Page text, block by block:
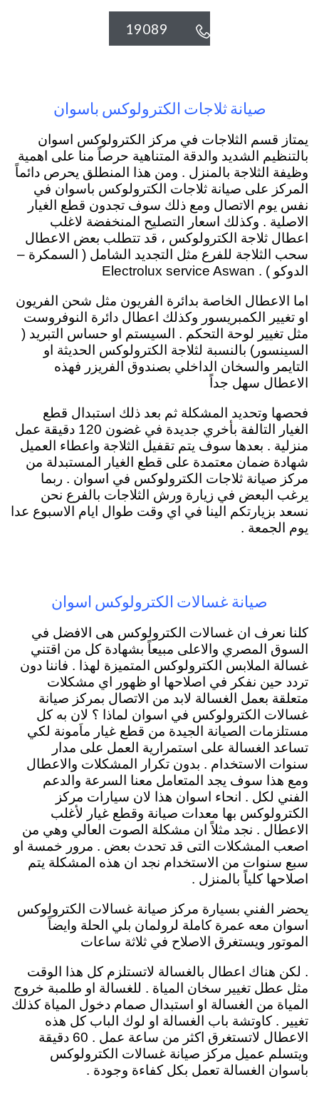

19089
صيانة ثلاجات الكترولوكس باسوان
يمتاز قسم الثلاجات في مركز الكترولوكس اسوان
بالتنظيم الشديد والدقة المتناهية حرصاً منا على اهمية
وظيفة الثلاجة بالمنزل . ومن هذا المنطلق يحرص دائماً
المركز على صيانة ثلاجات الكترولوكس باسوان في
نفس يوم الاتصال ومع ذلك سوف تجدون قطع الغيار
الاصلية . وكذلك اسعار التصليح المنخفضة لاغلب
اعطال ثلاجة الكترولوكس ، قد تتطلب بعض الاعطال
سحب الثلاجة للفرع مثل التجديد الشامل ( السمكرة –
الدوكو ) . Electrolux service Aswan
اما الاعطال الخاصة بدائرة الفريون مثل شحن الفريون
او تغيير الكمبريسور وكذلك اعطال دائرة النوفروست
مثل تغيير لوحة التحكم . السيستم او حساس التبريد (
السينسور) بالنسبة لثلاجة الكترولوكس الحديثة او
التايمر والسخان الداخلي بصندوق الفريزر فهذه
الاعطال سهل جداً
فحصها وتحديد المشكلة ثم بعد ذلك استبدال قطع
الغيار التالفة بأخري جديدة في غضون 120 دقيقة عمل
منزلية . بعدها سوف يتم تقفيل الثلاجة واعطاء العميل
شهادة ضمان معتمدة على قطع الغيار المستبدلة من
مركز صيانة ثلاجات الكترولوكس في اسوان . ربما
يرغب البعض في زيارة ورش الثلاجات بالفرع نحن
نسعد بزيارتكم الينا في اي وقت طوال ايام الاسبوع عدا
يوم الجمعة .
صيانة غسالات الكترولوكس اسوان
كلنا نعرف ان غسالات الكترولوكس هى الافضل في
السوق المصري والاعلى مبيعاً بشهادة كل من اقتني
غسالة الملابس الكترولوكس المتميزة لهذا . فاننا دون
تردد حين نفكر في اصلاحها او ظهور اي مشكلات
متعلقة بعمل الغسالة لابد من الاتصال بمركز صيانة
غسالات الكترولوكس في اسوان لماذا ؟ لان به كل
مستلزمات الصيانة الجيدة من قطع غيار ماَمونة لكي
تساعد الغسالة على استمرارية العمل على مدار
سنوات الاستخدام . بدون تكرار المشكلات والاعطال
ومع هذا سوف يجد المتعامل معنا السرعة والدعم
الفني لكل . انحاء اسوان هذا لان سيارات مركز
الكترولوكس بها معدات صيانة وقطع غيار لأغلب
الاعطال . نجد مثلاً ان مشكلة الصوت العالي وهي من
اصعب المشكلات التى قد تحدث بعض . مرور خمسة او
سبع سنوات من الاستخدام نجد ان هذه المشكلة يتم
اصلاحها كلياً بالمنزل .
يحضر الفني بسيارة مركز صيانة غسالات الكترولوكس
اسوان معه عمرة كاملة لرولمان بلي الحلة وايضاً
الموتور ويستغرق الاصلاح في ثلاثة ساعات
. لكن هناك اعطال بالغسالة لاتستلزم كل هذا الوقت
مثل عطل تغيير سخان المياة . للغسالة او طلمبة خروج
المياة من الغسالة او استبدال صمام دخول المياة كذلك
تغيير . كاوتشة باب الغسالة او لوك الباب كل هذه
الاعطال لاتستغرق اكثر من ساعة عمل . 60 دقيقة
ويتسلم عميل مركز صيانة غسالات الكترولوكس
باسوان الغسالة تعمل بكل كفاءة وجودة .